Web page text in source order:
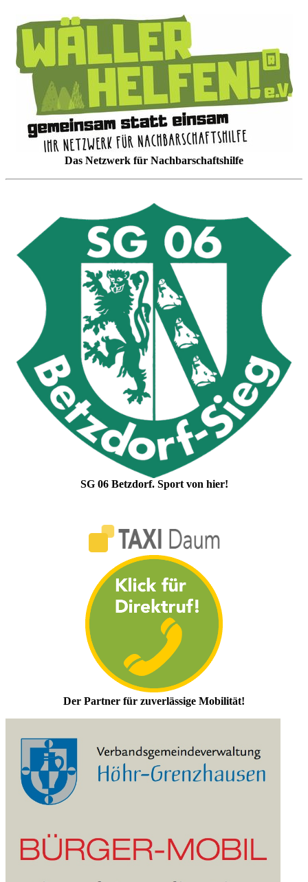
Das Netzwerk für Nachbarschaftshilfe
SG 06 Betzdorf. Sport von hier!
Der Partner für zuverlässige Mobilität!